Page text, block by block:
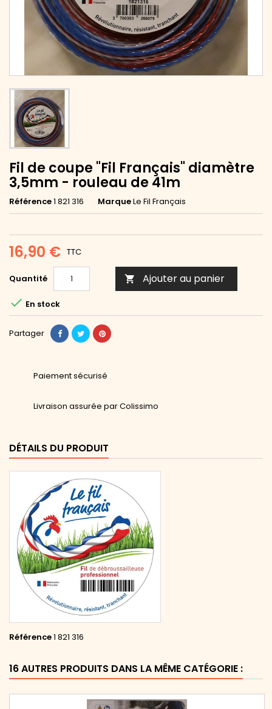
Fil de coupe "Fil Français" diamètre
3,5mm - rouleau de 41m
Référence1 821 316 MarqueLe Fil Français
16,90 € TTC
Quantité  Ajouter au panier
 En stock
Partager
Paiement sécurisé
Livraison assurée par Colissimo
DÉTAILS DU PRODUIT
Référence1 821 316
16 AUTRES PRODUITS DANS LA MÊME CATÉGORIE :